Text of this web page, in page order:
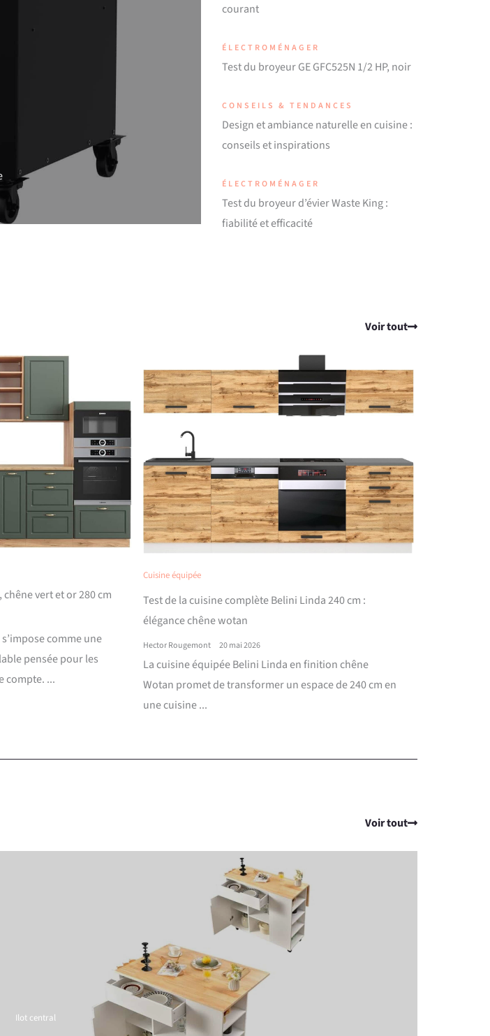
courant
ÉLECTROMÉNAGER
Test du broyeur GE GFC525N 1/2 HP, noir
CONSEILS & TENDANCES
Design et ambiance naturelle en cuisine :
conseils et inspirations
ÉLECTROMÉNAGER
Test du broyeur d’évier Waste King :
fiabilité et efficacité
Voir tout
chêne vert et or 280 cm
comme une
pensée pour les
compte. ...
Cuisine équipée
Test de la cuisine complète Belini Linda 240 cm :
élégance chêne wotan
Hector Rougemont 20 mai 2026
La cuisine équipée Belini Linda en finition chêne
Wotan promet de transformer un espace de 240 cm en
une cuisine ...
Voir tout
Ilot central